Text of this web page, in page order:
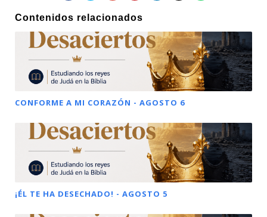
Contenidos relacionados
CONFORME A MI CORAZÓN - AGOSTO 6
¡ÉL TE HA DESECHADO! - AGOSTO 5